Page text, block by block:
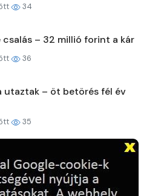
34
csalás – 32 millió forint a kár
36
utaztak – öt betörés fél év
35
támadnak az online csalók!
36